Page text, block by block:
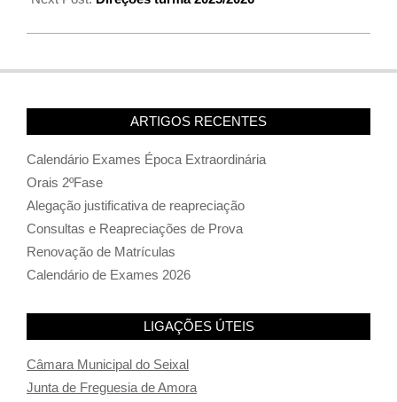
ARTIGOS RECENTES
Calendário Exames Época Extraordinária
Orais 2ºFase
Alegação justificativa de reapreciação
Consultas e Reapreciações de Prova
Renovação de Matrículas
Calendário de Exames 2026
LIGAÇÕES ÚTEIS
Câmara Municipal do Seixal
Junta de Freguesia de Amora